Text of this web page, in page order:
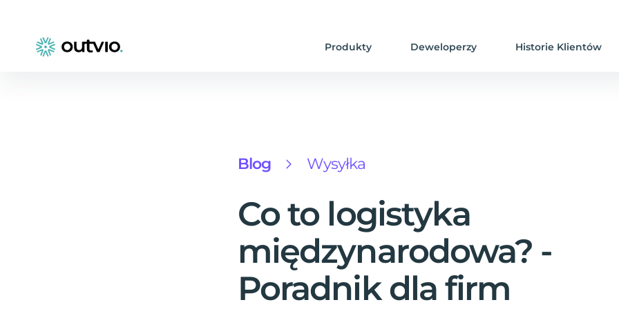
Produkty Deweloperzy Historie Klientów
Blog Wysyłka
Co to logistyka
międzynarodowa? -
Poradnik dla firm